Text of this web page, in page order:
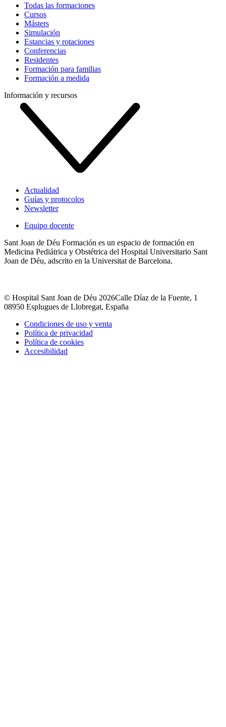
Todas las formaciones
Cursos
Másters
Simulación
Estancias y rotaciones
Conferencias
Residentes
Formación para familias
Formación a medida
Información y recursos
Actualidad
Guías y protocolos
Newsletter
Equipo docente
Sant Joan de Déu Formación es un espacio de formación en
Medicina Pediátrica y Obstétrica del Hospital Universitario Sant
Joan de Déu, adscrito en la Universitat de Barcelona.
© Hospital Sant Joan de Déu 2026Calle Díaz de la Fuente, 1
08950 Esplugues de Llobregat, España
Condiciones de uso y venta
Política de privacidad
Política de cookies
Accesibilidad